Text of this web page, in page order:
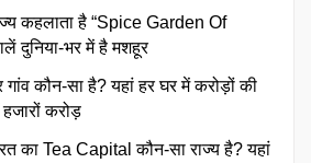
कहलाता है “Spice Garden Of
दुनिया-भर में है मशहूर
कौन-सा है? यहां हर घर में करोड़ों की
करोड़
का Tea Capital कौन-सा राज्य है? यहां